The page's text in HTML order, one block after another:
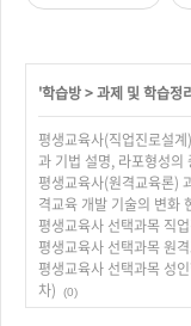
'학습방>과제 및 학습정
평생교육사(직업진로설
과 기법 설명, 라포형성의
평생교육사(원격교육론)
격교육 개발 기술의 변화
평생교육사 선택과목 직
평생교육사 선택과목 원
평생교육사 선택과목 성
차)
(0)